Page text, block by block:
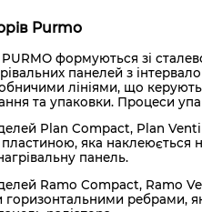
Purmo
формуються зі
панелей з
лініями, що
та упаковки. Процеси
Plan Compact, Plan
яка наклеюється
панель.
Ramo Compact, Ramo
ребрами,